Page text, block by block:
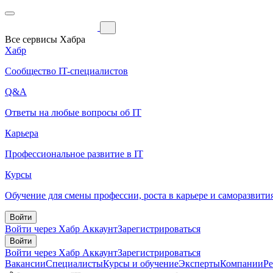
Все сервисы Хабра
Хабр
Сообщество IT-специалистов
Q&A
Ответы на любые вопросы об IT
Карьера
Профессиональное развитие в IT
Курсы
Обучение для смены профессии, роста в карьере и
Войти
Войти через Хабр АккаунтЗарегистрироваться
Войти
Войти через Хабр АккаунтЗарегистрироваться
ВакансииСпециалистыКурсы и обучениеЭкспертыКомпании